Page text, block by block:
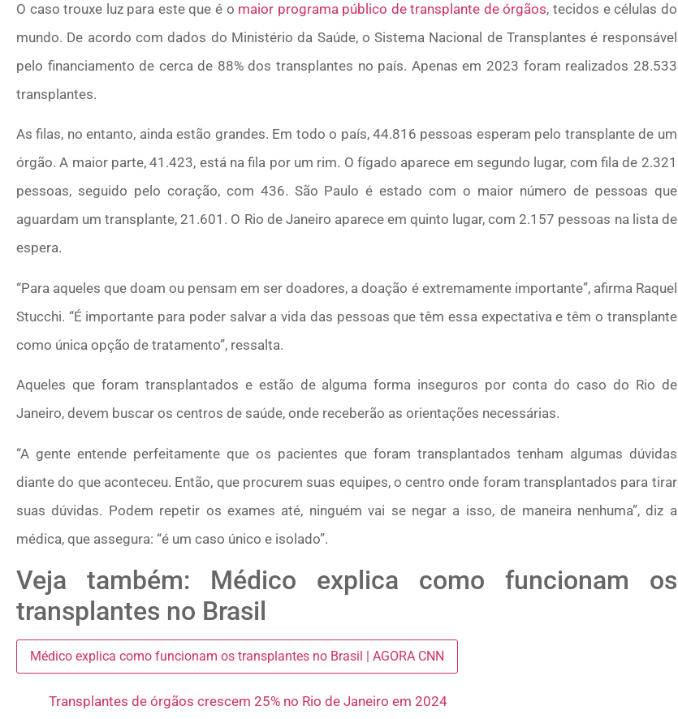
O caso trouxe luz para este que é o maior programa público de transplante de órgãos, tecidos e células do
mundo. De acordo com dados do Ministério da Saúde, o Sistema Nacional de Transplantes é responsável
pelo financiamento de cerca de 88% dos transplantes no país. Apenas em 2023 foram realizados 28.533
transplantes.
As filas, no entanto, ainda estão grandes. Em todo o país, 44.816 pessoas esperam pelo transplante de um
órgão. A maior parte, 41.423, está na fila por um rim. O fígado aparece em segundo lugar, com fila de 2.321
pessoas, seguido pelo coração, com 436. São Paulo é estado com o maior número de pessoas que
aguardam um transplante, 21.601. O Rio de Janeiro aparece em quinto lugar, com 2.157 pessoas na lista de
espera.
“Para aqueles que doam ou pensam em ser doadores, a doação é extremamente importante”, afirma Raquel
Stucchi. “É importante para poder salvar a vida das pessoas que têm essa expectativa e têm o transplante
como única opção de tratamento”, ressalta.
Aqueles que foram transplantados e estão de alguma forma inseguros por conta do caso do Rio de
Janeiro, devem buscar os centros de saúde, onde receberão as orientações necessárias.
“A gente entende perfeitamente que os pacientes que foram transplantados tenham algumas dúvidas
diante do que aconteceu. Então, que procurem suas equipes, o centro onde foram transplantados para tirar
suas dúvidas. Podem repetir os exames até, ninguém vai se negar a isso, de maneira nenhuma”, diz a
médica, que assegura: “é um caso único e isolado”.
Veja também: Médico explica como funcionam os
transplantes no Brasil
Médico explica como funcionam os transplantes no Brasil | AGORA CNN
Transplantes de órgãos crescem 25% no Rio de Janeiro em 2024